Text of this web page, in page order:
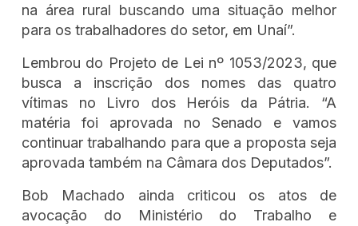
na área rural buscando uma situação melhor
para os trabalhadores do setor, em Unaí”.
Lembrou do Projeto de Lei nº 1053/2023, que
busca a inscrição dos nomes das quatro
vítimas no Livro dos Heróis da Pátria. “A
matéria foi aprovada no Senado e vamos
continuar trabalhando para que a proposta seja
aprovada também na Câmara dos Deputados”.
Bob Machado ainda criticou os atos de
avocação do Ministério do Trabalho e